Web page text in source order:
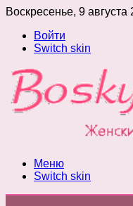
Воскресенье, 9 августа
Войти
Switch skin
Меню
Switch skin